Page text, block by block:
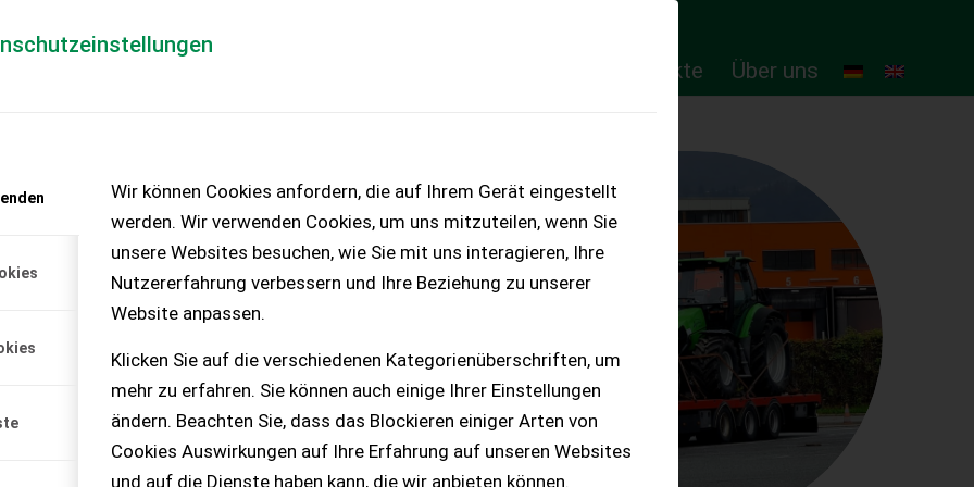
Wir können Cookies anfordern, die auf Ihrem Gerät eingestellt
werden. Wir verwenden Cookies, um uns mitzuteilen, wenn Sie
unsere Websites besuchen, wie Sie mit uns interagieren, Ihre
Nutzererfahrung verbessern und Ihre Beziehung zu unserer
Website anpassen.
Klicken Sie auf die verschiedenen Kategorienüberschriften, um
mehr zu erfahren. Sie können auch einige Ihrer Einstellungen
ändern. Beachten Sie, dass das Blockieren einiger Arten von
Cookies Auswirkungen auf Ihre Erfahrung auf unseren Websites
und auf die Dienste haben kann, die wir anbieten können.
Online-Produkte Über uns
– KEINE
aus Baujahr
und Pfl...